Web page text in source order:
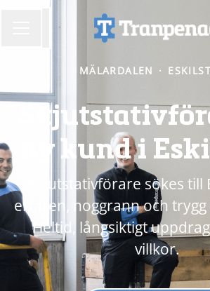
MÄLARDALEN ·
ny kund i
Skjutstativförare sökes till
erfaren, noggrann och
Heltid, långsiktigt
villkor.